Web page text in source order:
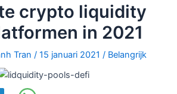
crypto liquidity
in 2021
Tran / 15 januari 2021 / Belangrijk